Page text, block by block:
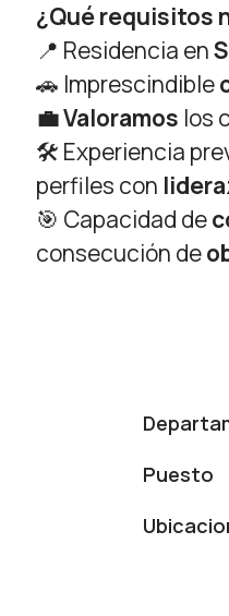
¿Qué requisitos
📍 Residencia en
🚗 Imprescindible
💼 Valoramos los
🛠️ Experiencia
perfiles con
🎯 Capacidad de
consecución de
Puesto